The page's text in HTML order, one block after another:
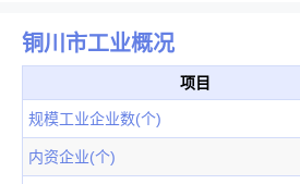
铜川市工业概况
项目
规模工业企业数(个)
内资企业(个)